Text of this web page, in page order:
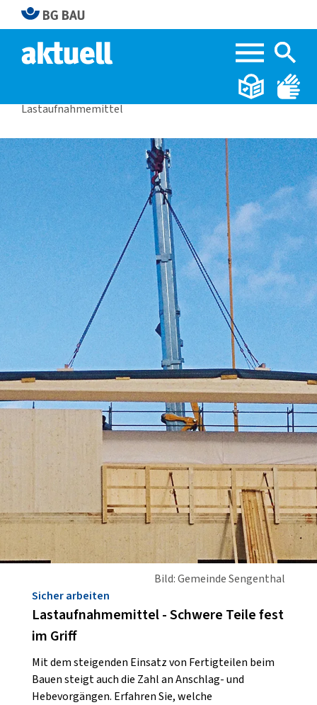
Lastaufnahmemittel
Bild: Gemeinde Sengenthal
Sicher arbeiten
Lastaufnahmemittel - Schwere Teile fest
im Griff
Mit dem steigenden Einsatz von Fertigteilen beim
Bauen steigt auch die Zahl an Anschlag- und
Hebevorgängen. Erfahren Sie, welche